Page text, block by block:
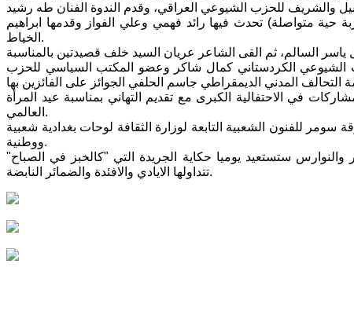
حية متواصلة) تحدث فيها رائد فهمي وعلي الفواز وقدمها ابراهيم
الخياط.
الكردستاني كمال شاكر وعضو المكتب السياسي للحزب
في الاحتفالية الكبرى مع تقديم التهاني بمناسبة عيد المرأة
العالمي.
للفنون الشعبية التابعة لوزارة الثقافة لوحات بغدادية شعبية
ووطنية.
ستستعيد يوميا حكاية الجريدة التي "كالخبز في الصباح"
تتداولها الايادي والافئدة والضمائر النابضة.